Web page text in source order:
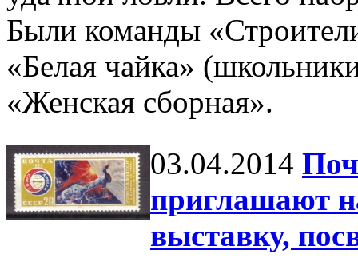
Были команды
«Белая чайка»
«Женская сборная».
03.04.2014
приглашают
выставку,